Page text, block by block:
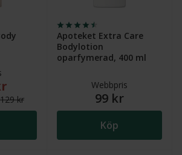
reducerat pris: 90,30 kr. Ordinarie webbpris
129 kr
Apoteket Extra Care
Bodylotion
oparfymerad, 400 ml
Webbpris
99 kr
Köp